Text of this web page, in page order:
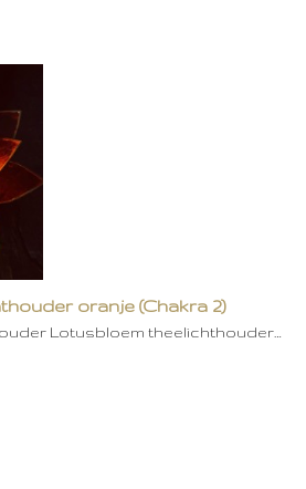
oranje (Chakra 2)
Lotusbloem theelichthouder…